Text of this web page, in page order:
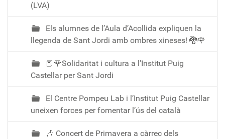
(LVA)
Els alumnes de l’Aula d’Acollida expliquen la
llegenda de Sant Jordi amb ombres xineses! 🐉🌹
📕🌹Solidaritat i cultura a l'Institut Puig
Castellar per Sant Jordi
El Centre Pompeu Lab i l’Institut Puig Castellar
uneixen forces per fomentar l’ús del català
🎶 Concert de Primavera a càrrec dels